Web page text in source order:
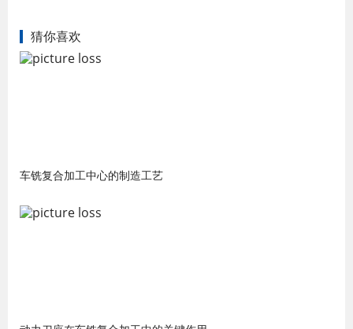
猜你喜欢
车铣复合加工中心的制造工艺